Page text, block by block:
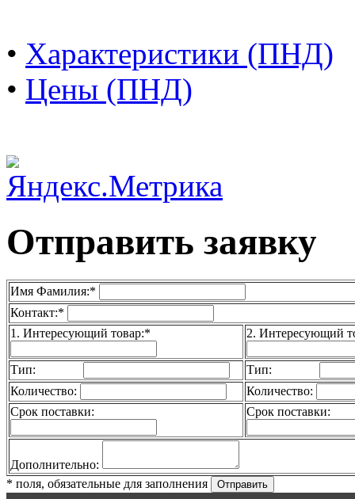
• Характеристики (ПНД)
• Цены (ПНД)
Отправить заявку
Имя Фамилия:*
Контакт:*
1. Интересующий товар:*
2. Интересующий
Тип:
Тип:
Количество:
Количество:
Срок поставки:
Срок поставки:
Дополнительно:
* поля, обязательные для заполнения
Отправить